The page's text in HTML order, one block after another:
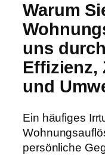
Warum
uns
Effizienz,
und
Ein häufiges
persönliche